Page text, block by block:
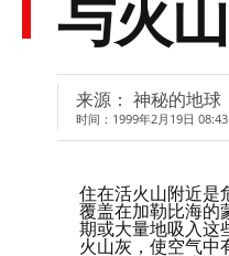
与火
来源： 神秘的地球
时间：1999年2月19日 08:43
住在活火山附近是
覆盖在加勒比海的
期或大量地吸入这
火山灰，使空气中